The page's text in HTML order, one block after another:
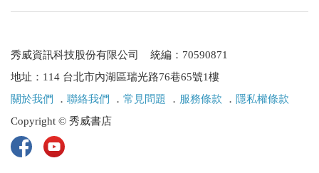
秀威資訊科技股份有限公司 統編：70590871
地址：114 台北市內湖區瑞光路76巷65號1樓
關於我們
． 聯絡我們 ． 常見問題 ． 服務條款 ． 隱私權條款
Copyright © 秀威書店